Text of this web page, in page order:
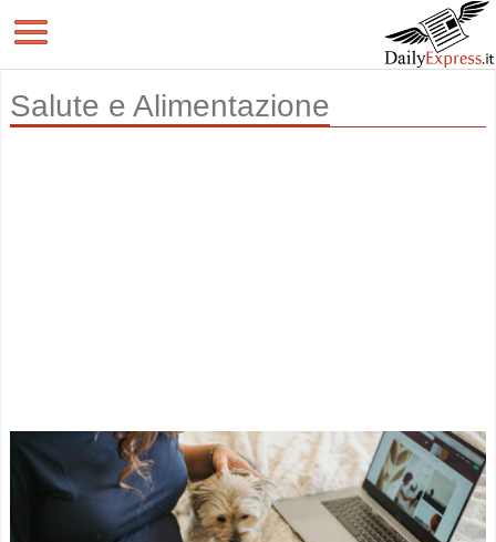
Salute e Alimentazione